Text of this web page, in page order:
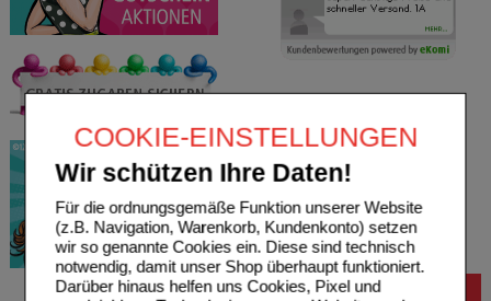
COOKIE-EINSTELLUNGEN
Wir schützen Ihre Daten!
Für die ordnungsgemäße Funktion unserer Website
(z.B. Navigation, Warenkorb, Kundenkonto) setzen
wir so genannte Cookies ein. Diese sind technisch
notwendig, damit unser Shop überhaupt funktioniert.
Darüber hinaus helfen uns Cookies, Pixel und
Bestellung